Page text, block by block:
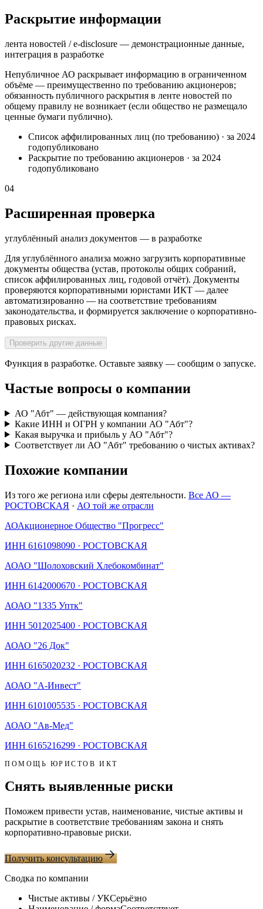
Раскрытие информации
лента новостей / e-disclosure — демонстрационные данные,
интеграция в разработке
Непубличное АО раскрывает информацию в ограниченном
объёме — преимущественно по требованию акционеров;
обязанность публичного раскрытия в ленте новостей по
общему правилу не возникает (если общество не размещало
ценные бумаги публично).
Список аффилированных лиц (по требованию) · за 2024
годопубликовано
Раскрытие по требованию акционеров · за 2024
годопубликовано
04
Расширенная проверка
углублённый анализ документов — в разработке
Для углублённого анализа можно загрузить корпоративные
документы общества (устав, протоколы общих собраний,
список аффилированных лиц, годовой отчёт). Документы
проверяются корпоративными юристами ИКТ — далее
автоматизированно — на соответствие требованиям
законодательства, и формируется заключение о корпоративно-
правовых рисках.
Проверить другие данные
Функция в разработке. Оставьте заявку — сообщим о запуске.
Частые вопросы о компании
АО "Абт" — действующая компания?
Какие ИНН и ОГРН у компании АО "Абт"?
Какая выручка и прибыль у АО "Абт"?
Соответствует ли АО "Абт" требованию о чистых активах?
Похожие компании
Из того же региона или сферы деятельности. Все АО —
РОСТОВСКАЯ · АО той же отрасли
АОАкционерное Общество "Прогресс"
ИНН 6161098090 · РОСТОВСКАЯ
АОАО "Шолоховский Хлебокомбинат"
ИНН 6142000670 · РОСТОВСКАЯ
АОАО "1335 Уптк"
ИНН 5012025400 · РОСТОВСКАЯ
АОАО "26 Док"
ИНН 6165020232 · РОСТОВСКАЯ
АОАО "А-Инвест"
ИНН 6101005535 · РОСТОВСКАЯ
АОАО "Ав-Мед"
ИНН 6165216299 · РОСТОВСКАЯ
ПОМОЩЬ ЮРИСТОВ ИКТ
Снять выявленные риски
Поможем привести устав, наименование, чистые активы и
раскрытие в соответствие требованиям закона и снять
корпоративно-правовые риски.
Получить консультацию
Сводка по компании
Чистые активы / УКСерьёзно